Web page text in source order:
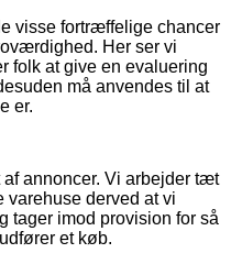
visse fortræffelige chancer
Her ser vi
folk at give en evaluering
må anvendes til at
er.
annoncer. Vi arbejder tæt
varehuse derved at vi
tager imod provision for så
et køb.